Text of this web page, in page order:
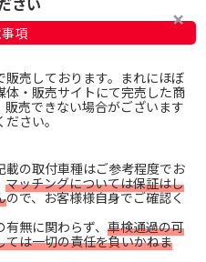
項
販売しております。まれにほぼ
体・販売サイトにて完売した商
販売できない場合がございます
さい。
載の取付車種はご参考程度でお
マッチングについては保証はし
ので、お客様様自身でご確認く
無に関わらず、 車検通過の可
ては一切の責任を負いかねま